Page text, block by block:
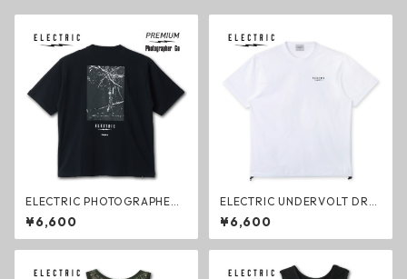
ELECTRIC PHOTOGRAPHER
GO #4 DRY S/S TEE TREE BL
ACK ドライTシャツ ブラック
エレクトリック ファッション
¥6,600
ELECTRIC UNDERVOLT DRY
DRAWCORD S/S TEE WHITE
ドライTシャツ ホワイト エレ
クトリック ファッション
¥6,600